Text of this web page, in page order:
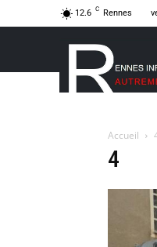
12.6 C Rennes
Accueil
4